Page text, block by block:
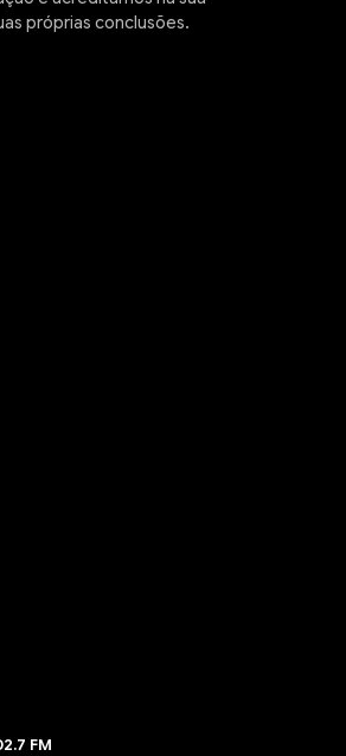
próprias conclusões.
FM